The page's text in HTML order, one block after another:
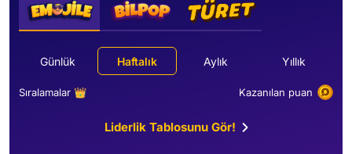
Günlük Haftalık Aylık Yıllık
Sıralamalar 👑 Kazanılan puan
Liderlik Tablosunu Gör!